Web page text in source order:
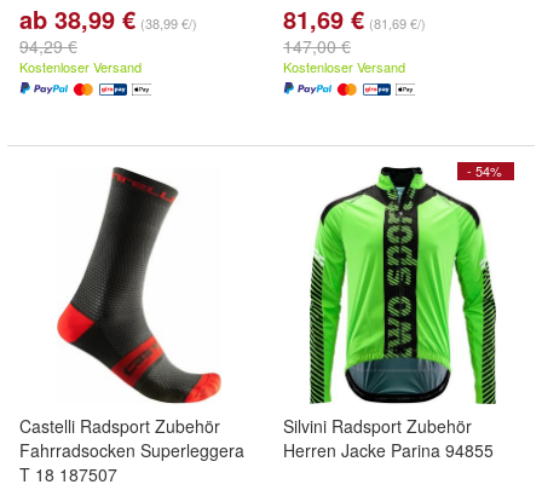
ab 38,99 € (38,99 €/)
94,29 €
Kostenloser Versand
81,69 € (81,69 €/)
147,00 €
Kostenloser Versand
Castelli Radsport Zubehör
Fahrradsocken Superleggera
T 18 187507
- 54%
Silvini Radsport Zubehör
Herren Jacke Parina 94855